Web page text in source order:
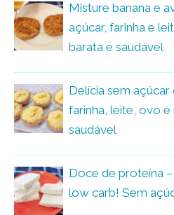
Misture banana e
açúcar, farinha e
barata e saudável
Delícia sem
farinha, leite, ovo e
saudável
Doce de proteína
low carb! Sem